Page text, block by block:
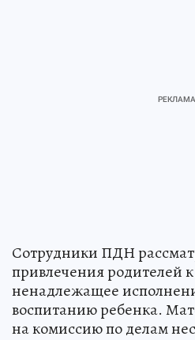
Сотрудники ПДН
привлечения родителей к
ненадлежащее
воспитанию ребенка.
на комиссию по делам